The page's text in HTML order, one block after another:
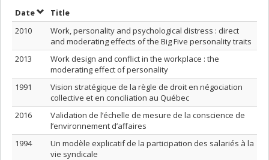
DateSort by date in descending order
Title
2010
Work, personality and psychological distress : direct
and moderating effects of the Big Five personality traits
2013
Work design and conflict in the workplace : the
moderating effect of personality
1991
Vision stratégique de la règle de droit en négociation
collective et en conciliation au Québec
2016
Validation de l’échelle de mesure de la conscience de
l’environnement d’affaires
1994
Un modèle explicatif de la participation des salariés à la
vie syndicale